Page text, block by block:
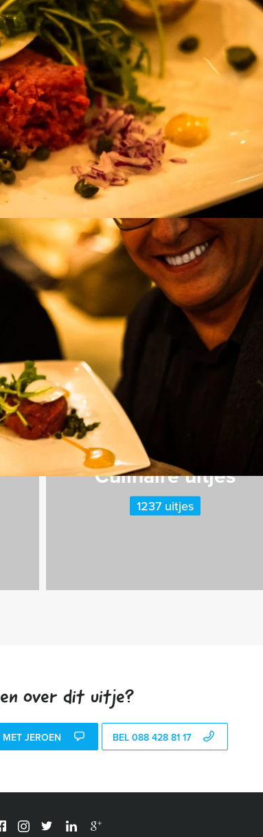
van Holland Tour Guides laat iedereen genieten van
Vanaf€ 62,50
groepsuitje van Holland Tour Guides. Dit
Favoriet
Culinaire uitjes
1237 uitjes
over dit uitje?
JEROEN BEL 088 428 81 17